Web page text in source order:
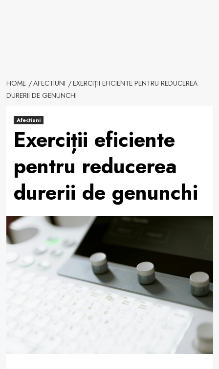
HOME AFECTIUNI
EXERCIȚII EFICIENTE PENTRU REDUCEREA
DURERII DE GENUNCHI
Afectiuni
Exerciții eficiente
pentru reducerea
durerii de genunchi